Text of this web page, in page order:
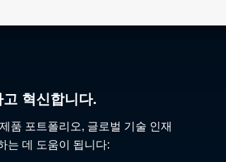
혁신합니다.
품 포트폴리오, 글로벌 기술 인재
는 데 도움이 됩니다: